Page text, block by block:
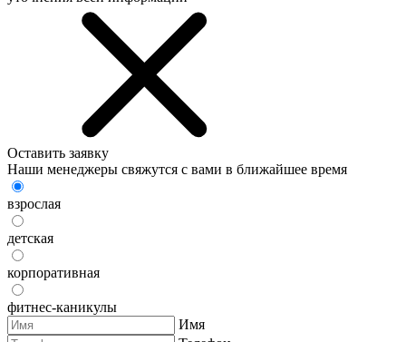
Оставить заявку
Наши менеджеры свяжутся с вами в ближайшее время
взрослая
детская
корпоративная
фитнес-каникулы
Имя